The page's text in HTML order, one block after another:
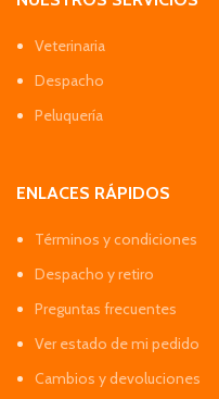
Veterinaria
Despacho
Peluquería
ENLACES RÁPIDOS
Términos y condiciones
Despacho y retiro
Preguntas frecuentes
Ver estado de mi pedido
Cambios y devoluciones